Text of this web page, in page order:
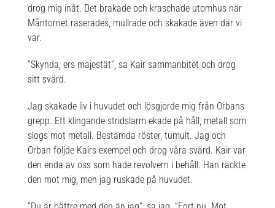
drog mig inåt. Det brakade och kraschade utomhus när
Måntornet raserades, mullrade och skakade även där vi
var.
”Skynda, ers majestät”, sa Kair sammanbitet och drog
sitt svärd.
Jag skakade liv i huvudet och lösgjorde mig från Orbans
grepp. Ett klingande stridslarm ekade på håll, metall som
slogs mot metall. Bestämda röster, tumult. Jag och
Orban följde Kairs exempel och drog våra svärd. Kair var
den enda av oss som hade revolvern i behåll. Han räckte
den mot mig, men jag ruskade på huvudet.